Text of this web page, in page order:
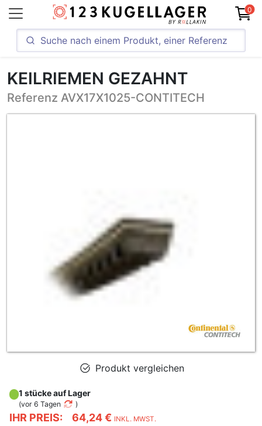
0
KEILRIEMEN GEZAHNT
Referenz AVX17X1025-CONTITECH
Produkt vergleichen
IHR PREIS: 64,24 € INKL. MWST.
1 stücke auf Lager
(vor 6 Tagen )